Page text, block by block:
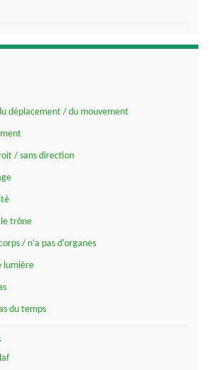
déplacement / du mouvement
/ sans direction
le trône
/ n'a pas d'organes
lumière
du temps